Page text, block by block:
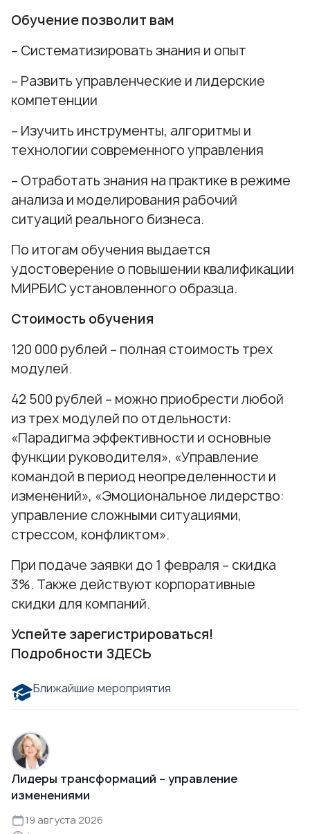
Обучение позволит вам
– Систематизировать знания и опыт
– Развить управленческие и лидерские
компетенции
– Изучить инструменты, алгоритмы и
технологии современного управления
– Отработать знания на практике в режиме
анализа и моделирования рабочий
ситуаций реального бизнеса.
По итогам обучения выдается
удостоверение о повышении квалификации
МИРБИС установленного образца.
Стоимость обучения
120 000 рублей – полная стоимость трех
модулей.
42 500 рублей – можно приобрести любой
из трех модулей по отдельности:
«Парадигма эффективности и основные
функции руководителя», «Управление
командой в период неопределенности и
изменений», «Эмоциональное лидерство:
управление сложными ситуациями,
стрессом, конфликтом».
При подаче заявки до 1 февраля – скидка
3%. Также действуют корпоративные
скидки для компаний.
Успейте зарегистрироваться!
Подробности ЗДЕСЬ
Ближайшие мероприятия
Лидеры трансформаций – управление
изменениями
19 августа 2026